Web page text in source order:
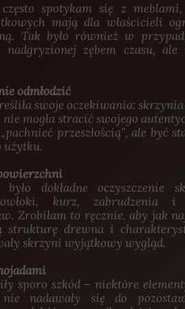
spotykam się z
mają dla właścicieli
Tak było również w
zębem czasu, ale
odmłodzić
swoje oczekiwania:
mogła stracić swojego
przeszłością”, ale być
użytku.
dokładne oczyszczenie
kurz, zabrudzenia i
Zrobiłam to ręcznie, aby jak
strukturę drewna i
skrzyni wyjątkowy wygląd.
sporo szkód – niektóre
nadawały się do